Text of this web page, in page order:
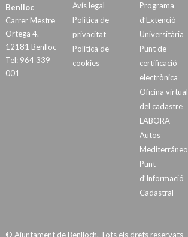
Benlloc
Carrer Mestre
Ortega 4.
12181 Benlloc
Tel: 964 339
001
Avís legal
Política de
privacitat
Política de
cookies
Programa
d’Extenció
Universitària
Punt de
certificació
electrònica
Oficina virtual
del cadastre
LABORA
Autos
Mediterráneo
Punt
d’Informació
Cadastral
© Ajuntament de Benlloch. Tots els drets reservats